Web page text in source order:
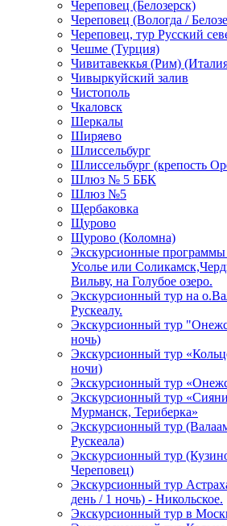
Череповец (Белозерск)
Череповец (Вологда /
Череповец, тур Русский
Чешме (Турция)
Чивитавеккья (Рим)
Чивыркуйский залив
Чистополь
Чкаловск
Шеркалы
Ширяево
Шлиссельбург
Шлиссельбург (крепость
Шлюз № 5 ББК
Шлюз №5
Щербаковка
Щурово
Щурово (Коломна)
Экскурсионные программы
Усолье или
Вильву, на Голубое озеро.
Экскурсионный тур на
Рускеалу.
Экскурсионный тур
ночь)
Экскурсионный тур
ночи)
Экскурсионный тур
Экскурсионный тур
Мурманск, Териберка»
Экскурсионный тур
Рускеала)
Экскурсионный тур
Череповец)
Экскурсионный тур
день / 1 ночь) - Никольское.
Экскурсионный тур в